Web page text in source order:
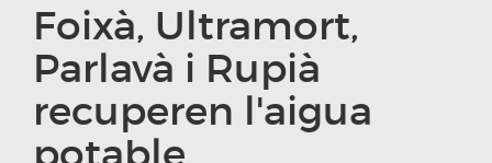
Foixà, Ultramort,
Parlavà i Rupià
recuperen l'aigua